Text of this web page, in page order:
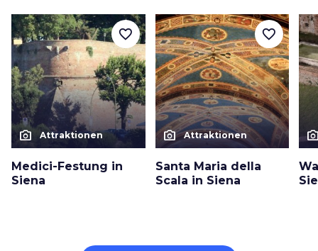
photo_camera Attraktionen
Medici-Festung in
Siena
favorite_border
photo_camera Attraktionen
Santa Maria della
Scala in Siena
favorite_border